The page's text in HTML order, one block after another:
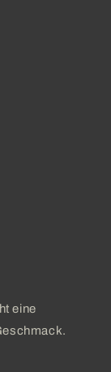
eine